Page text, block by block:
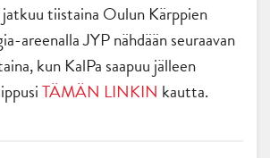
tiistaina Oulun Kärppien
areenalla JYP nähdään seuraavan
kun KalPa saapuu jälleen
TÄMÄN LINKIN kautta.